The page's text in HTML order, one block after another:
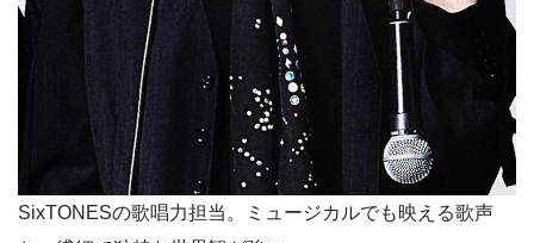
SixTONESの歌唱力担当。ミュージカルでも映える歌声